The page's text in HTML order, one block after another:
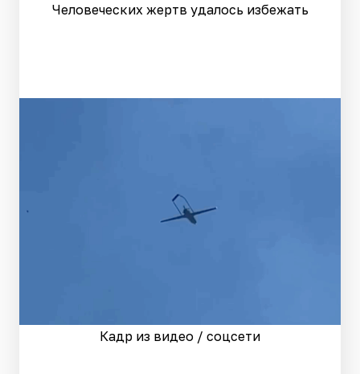
Человеческих жертв удалось избежать
Кадр из видео / соцсети